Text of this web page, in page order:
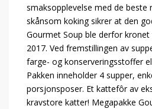
smaksopplevelse med de beste
skånsom koking sikrer at den
Gourmet Soup ble derfor
2017. Ved fremstillingen av
farge- og konserveringsstoffer
Pakken inneholder 4 supper,
porsjonsposer. Et kattefôr av
kravstore katter! Megapakke